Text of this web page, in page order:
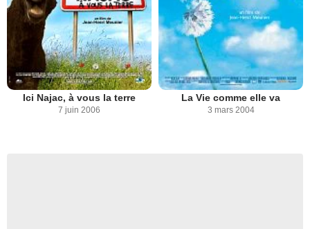
Ici Najac, à vous la terre
7 juin 2006
La Vie comme elle va
3 mars 2004